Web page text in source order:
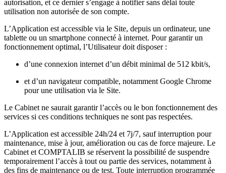
autorisation, et ce dernier s’engage à notifier sans délai toute
utilisation non autorisée de son compte.
L’Application est accessible via le Site, depuis un ordinateur, une
tablette ou un smartphone connecté à internet. Pour garantir un
fonctionnement optimal, l’Utilisateur doit disposer :
d’une connexion internet d’un débit minimal de 512 kbit/s,
et d’un navigateur compatible, notamment Google Chrome
pour une utilisation via le Site.
Le Cabinet ne saurait garantir l’accès ou le bon fonctionnement des
services si ces conditions techniques ne sont pas respectées.
L’Application est accessible 24h/24 et 7j/7, sauf interruption pour
maintenance, mise à jour, amélioration ou cas de force majeure. Le
Cabinet et COMPTALIB se réservent la possibilité de suspendre
temporairement l’accès à tout ou partie des services, notamment à
des fins de maintenance ou de test. Toute interruption programmée